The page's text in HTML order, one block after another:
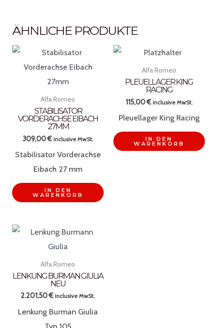
ÄHNLICHE PRODUKTE
Alfa Romeo
STABILISATOR
VORDERACHSE EIBACH
27MM
309,00€ inclusive MwSt.
Stabilisator Vorderachse
Eibach 27 mm
IN DEN
WARENKORB
Alfa Romeo
PLEUELLAGER KING
RACING
115,00€ inclusive MwSt.
Pleuellager King Racing
IN DEN
WARENKORB
Alfa Romeo
LENKUNG BURMAN GIULIA
NEU
2.201,50€ inclusive MwSt.
Lenkung Burman Giulia
Typ 105